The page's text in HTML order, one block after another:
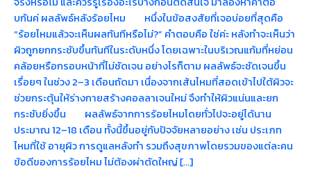
บกันค่ ผลลัพธ์หลังร้อยไหม หนึ่งในข้อสงสัยที่เจอบ่อยที่สุดคือ
“ร้อยไหมแล้วจะเห็นผลทันทีหรือไม่?” คำตอบคือ ใช่ค่ะ หลังทำจะเห็นว่า
ผิวถูกยกกระชับขึ้นทันทีในระดับหนึ่ง โดยเฉพาะในบริเวณแก้มที่หย่อน
คล้อยหรือกรอบหน้าที่ไม่ชัดเจน อย่างไรก็ตาม ผลลัพธ์จะชัดเจนขึ้น
เรื่อยๆ ในช่วง 2–3 เดือนถัดมา เนื่องจากเส้นไหมที่สอดเข้าไปใต้ผิวจะ
ช่วยกระตุ้นให้ร่างกายสร้างคอลลาเจนใหม่ จึงทำให้ผิวแน่นและยก
กระชับยิ่งขึ้น ผลลัพธ์จากการร้อยไหมโดยทั่วไปจะอยู่ได้นาน
ประมาณ 12–18 เดือน ทั้งนี้ขึ้นอยู่กับปัจจัยหลายอย่าง เช่น ประเภท
ไหมที่ใช้ อายุผิว การดูแลหลังทำ รวมถึงสุขภาพโดยรวมของแต่ละคน
ข้อดีของการร้อยไหม ไม่ต้องผ่าตัดใหญ่ […]
ไหม